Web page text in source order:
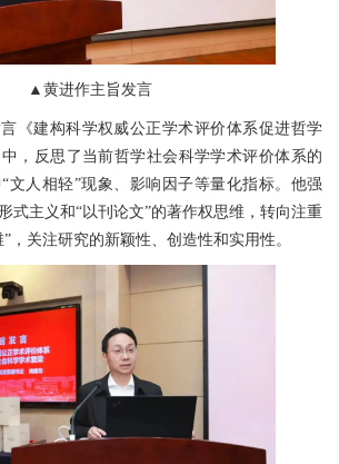
▲黄进作主旨发言
《建构科学权威公正学术评价体系促进哲学
，反思了当前哲学社会科学学术评价体系的
文人相轻”现象、影响因子等量化指标。他强
式主义和“以刊论文”的著作权思维，转向注重
，关注研究的新颖性、创造性和实用性。